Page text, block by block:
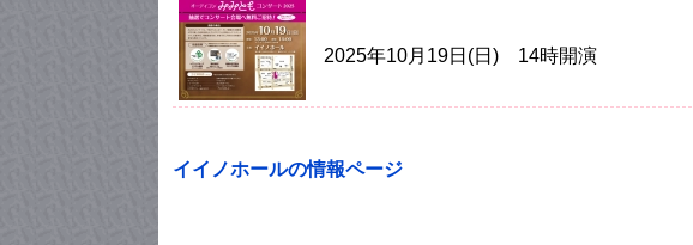
2025年10月19日(日) 14時開演
イイノホールの情報ページ